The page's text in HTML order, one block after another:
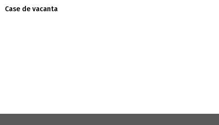
Case de vacanta